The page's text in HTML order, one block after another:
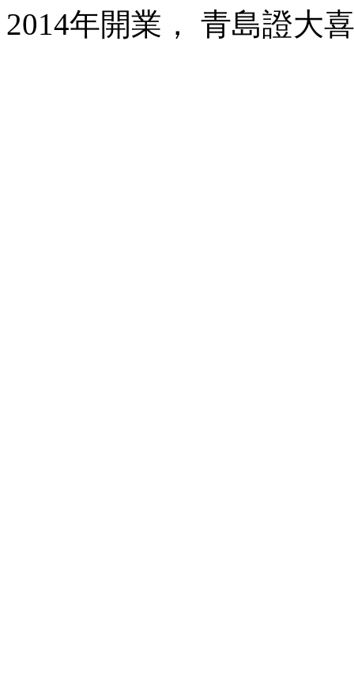
2014年開業， 青島證